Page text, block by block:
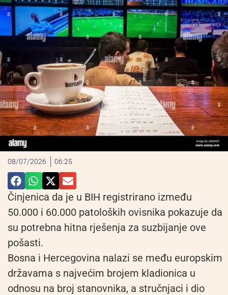
08/07/2026 06:25
Činjenica da je u BIH registrirano između
50.000 i 60.000 patoloških ovisnika pokazuje da
su potrebna hitna rješenja za suzbijanje ove
pošasti.
Bosna i Hercegovina nalazi se među europskim
državama s najvećim brojem kladionica u
odnosu na broj stanovnika, a stručnjaci i dio